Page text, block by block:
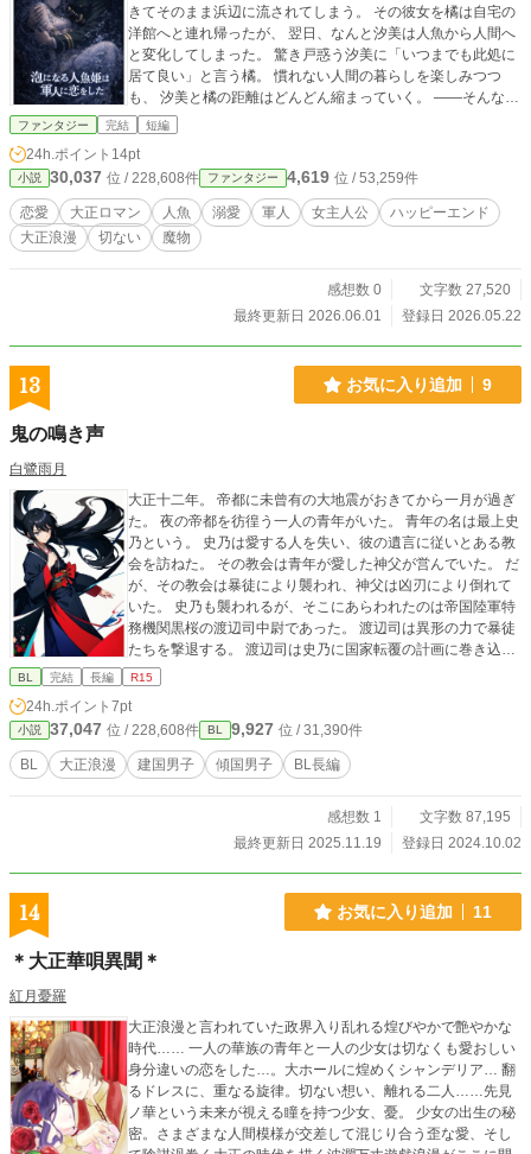
きてそのまま浜辺に流されてしまう。 その彼女を橘は自宅の
洋館へと連れ帰ったが、 翌日、なんと汐美は人魚から人間へ
と変化してしまった。 驚き戸惑う汐美に「いつまでも此処に
居て良い」と言う橘。 慣れない人間の暮らしを楽しみつつ
も、 汐美と橘の距離はどんどん縮まっていく。 ――そんな
折、「人魚研究所」から橘への呼び出しがかかった。 恋を失
の海辺を舞台に描く切なく甘い恋の幻想譚。 ※他サイトでも
投稿します
ファンタジー 完結 短編
24h.ポイント 14pt
小説 30,037 位 / 228,608件 ファンタジー 4,619 位 / 53,259件
恋愛 大正ロマン 人魚 溺愛 軍人 女主人公
ハッピーエンド
大正浪漫
切ない 魔物
感想数 0
文字数 27,520
最終更新日 2026.06.01
登録日 2026.05.22
13 お気に入り追加 9
鬼の鳴き声
白鷺雨月
大正十二年。 帝都に未曾有の大地震がおきてから一月が過ぎ
た。 夜の帝都を彷徨う一人の青年がいた。 青年の名は最上史
乃という。 史乃は愛する人を失い、彼の遺言に従いとある教
会を訪ねた。 その教会は青年が愛した神父が営んでいた。 だ
が、その教会は暴徒により襲われ、神父は凶刃により倒れて
いた。 史乃も襲われるが、そこにあらわれたのは帝国陸軍特
務機関黒桜の渡辺司中尉であった。 渡辺司は異形の力で暴徒
たちを撃退する。 渡辺司は史乃に国家転覆の計画に巻き込ま
れでいることを告げる。 帝国を揺るがす大事件に図らずも巻
ら守る戦いが始まる。 戦いのなか、惹かれ合う二人は仲間た
ちの協力を得て、勝利をつかみ取る。
BL 完結 長編 R15
24h.ポイント 7pt
小説 37,047 位 / 228,608件 BL 9,927 位 / 31,390件
BL 大正浪漫 建国男子 傾国男子 BL長編
感想数 1
文字数 87,195
最終更新日 2025.11.19
登録日 2024.10.02
14 お気に入り追加 11
＊大正華唄異聞＊
紅月憂羅
大正浪漫と言われていた政界入り乱れる煌びやかで艶やかな
時代…… 一人の華族の青年と一人の少女は切なくも愛おしい
身分違いの恋をした…。大ホールに煌めくシャンデリア… 翻
るドレスに、重なる旋律。切ない想い、離れる二人……先見
ノ華という未来が視える瞳を持つ少女、憂。 少女の出生の秘
密。さまざまな人間模様が交差して混じり合う歪な愛、そし